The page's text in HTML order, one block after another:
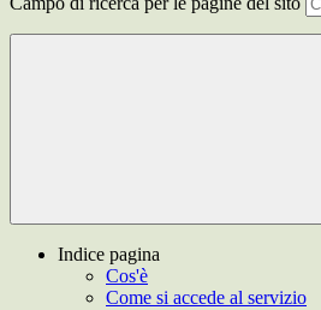
Indice pagina
Cos'è
Come si accede al servizio